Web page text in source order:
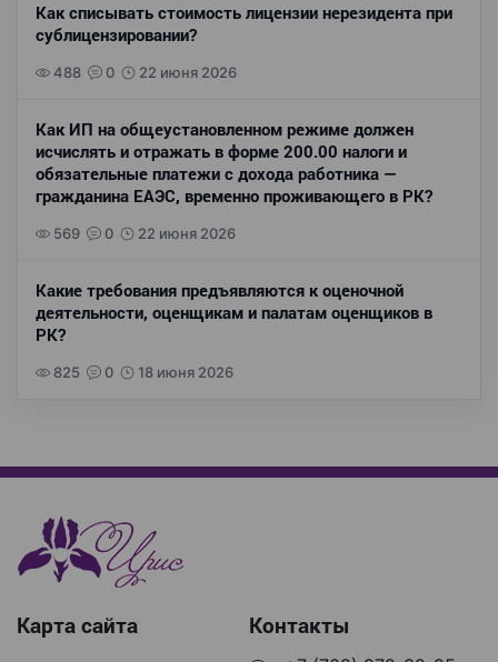
Как списывать стоимость лицензии нерезидента при
сублицензировании?
488 0 22 июня 2026
Как ИП на общеустановленном режиме должен
исчислять и отражать в форме 200.00 налоги и
обязательные платежи с дохода работника —
гражданина ЕАЭС, временно проживающего в РК?
569 0 22 июня 2026
Какие требования предъявляются к оценочной
деятельности, оценщикам и палатам оценщиков в
РК?
825 0 18 июня 2026
Карта сайта Контакты